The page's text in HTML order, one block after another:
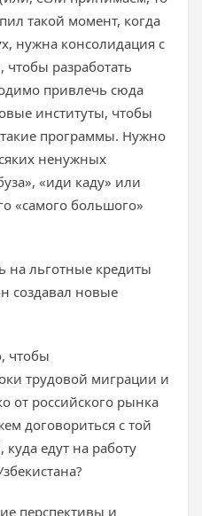
такой момент, когда
нужна консолидация с
разработать
привлечь сюда
институты, чтобы
программы. Нужно
ненужных
«иди каду» или
«самого большого»
на льготные кредиты
создавал новые
чтобы
трудовой миграции и
от российского рынка
договориться с той
едут на работу
перспективы и